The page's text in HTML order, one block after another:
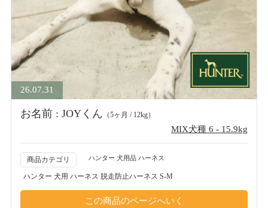
26.07.31
お名前 : JOYくん （5ヶ月 / 12kg）
MIX犬種 6 - 15.9kg
商品カテゴリ ハンター 犬用品 ハーネス
ハンター 犬用 ハーネス 脱走防止ハーネス S-M